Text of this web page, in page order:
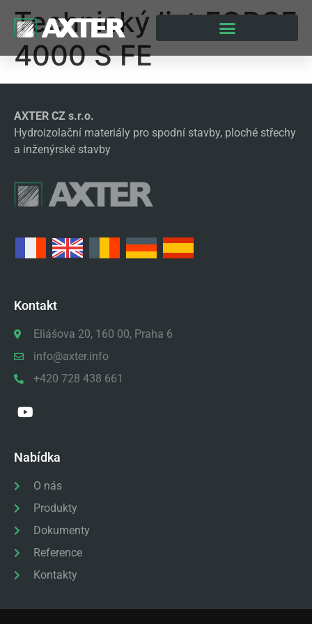
Technický list FORCE
4000 S FE
AXTER CZ s.r.o.
Hydroizolační materiály pro spodní stavby, ploché střechy
a inženýrské stavby
Kontakt
Eliášova 20, 160 00, Praha 6
info@axter.info
+420 728 438 661
Nabídka
O nás
Produkty
Dokumenty
Reference
Kontakty